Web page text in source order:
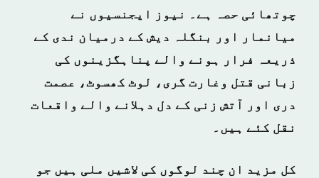
چوتھائی حصہ ہے۔ نیوز ایجنسیوں نے
میانمار اور بنگلہ دیش کے درمیان ندی کے
ذریعہ فرار ہونے والے پناہگزینوں کی
زبانی قتل وغارت گری، لوٹ کھسوٹ، عصمت
دری اور آتش زنی کے دل دہلانے والے واقعات
نقل کئے ہیں۔
کل مزید ان چند لوگوں کی لاشیں ملی ہیں جو